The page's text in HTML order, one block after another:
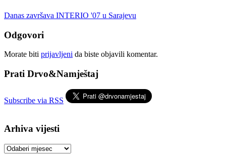
Danas završava INTERIO '07 u Sarajevu
Odgovori
Morate biti prijavljeni da biste objavili komentar.
Prati Drvo&Namještaj
Subscribe via RSS
Arhiva vijesti
Arhiva